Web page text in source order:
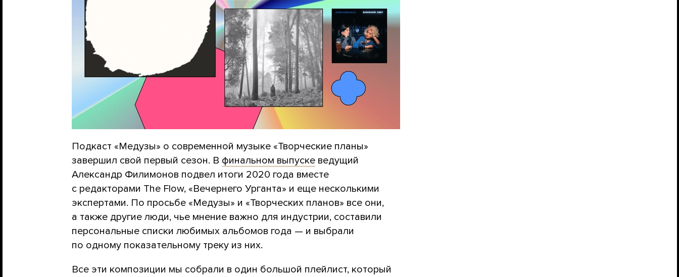
Подкаст «Медузы» о современной музыке «Творческие планы»
завершил свой первый сезон. В финальном выпуске ведущий
Александр Филимонов подвел итоги 2020 года вместе
с редакторами The Flow, «Вечернего Урганта» и еще несколькими
экспертами. По просьбе «Медузы» и «Творческих планов» все они,
а также другие люди, чье мнение важно для индустрии, составили
персональные списки любимых альбомов года — и выбрали
по одному показательному треку из них.
Все эти композиции мы собрали в один большой плейлист, который